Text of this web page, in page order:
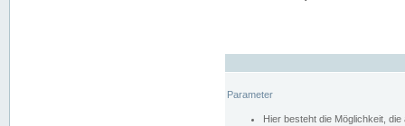
Parameter
Hier besteht die Möglichkeit,